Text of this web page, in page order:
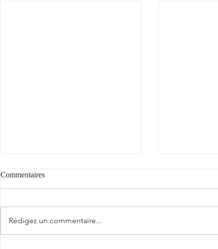
Commentaires
Rédigez un commentaire...